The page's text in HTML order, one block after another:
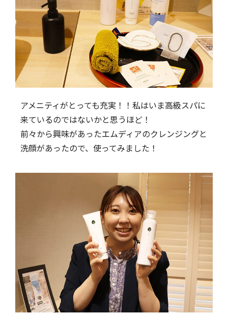
アメニティがとっても充実！！私はいま高級スパに
来ているのではないかと思うほど！
前々から興味があったエムディアのクレンジングと
洗顔があったので、使ってみました！